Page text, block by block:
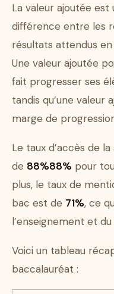
La valeur ajoutée
différence entre les
résultats attendus
Une valeur ajoutée
fait progresser ses
tandis qu’une valeur
marge de
Le taux d’accès de
de 88%88% pour
plus, le taux de
bac est de 71%, ce
l’enseignement et
Voici un tableau
baccalauréat :